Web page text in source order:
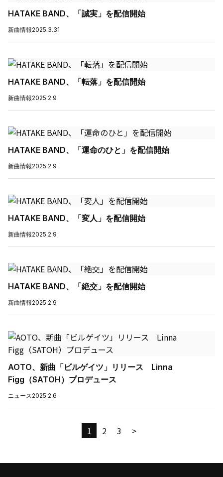
HATAKE BAND、「誠実」を配信開始
新曲情報2025.3.31
HATAKE BAND、「転落」を配信開始
新曲情報2025.2.9
HATAKE BAND、「運命のひと」を配信開始
新曲情報2025.2.9
HATAKE BAND、「変人」を配信開始
新曲情報2025.2.9
HATAKE BAND、「絶交」を配信開始
新曲情報2025.2.9
AOTO、新曲「ビルゲイツ」リリース Linna
Figg（SATOH）プロデュース
ニュース2025.2.6
1 2 3 >